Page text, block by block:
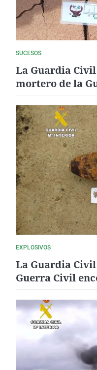
SUCESOS
La Guardia
mortero de la
EXPLOSIVOS
La Guardia
Guerra Civil